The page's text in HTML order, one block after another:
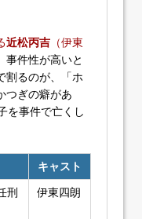
近松丙吉 （伊東
事件性が高いと
割るのが、「ホ
つぎの癖があ
を事件で亡くし
キャスト
刑
伊東四朗